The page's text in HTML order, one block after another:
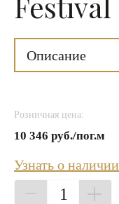
Описание
Розничная цена:
10 346 руб./пог.м
Узнать о наличии
1